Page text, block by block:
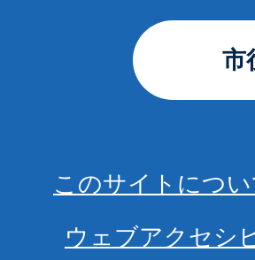
市
このサイトについ
ウェブアクセシ